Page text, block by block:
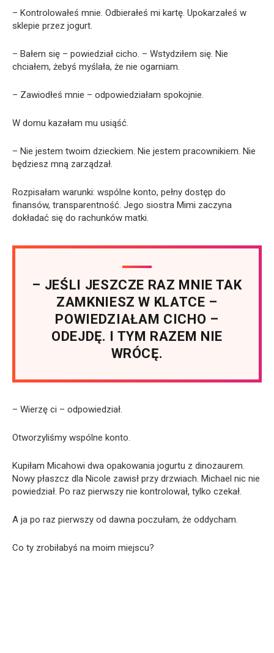
– Kontrolowałeś mnie. Odbierałeś mi kartę. Upokarzałeś w
sklepie przez jogurt.
– Bałem się – powiedział cicho. – Wstydziłem się. Nie
chciałem, żebyś myślała, że nie ogarniam.
– Zawiodłeś mnie – odpowiedziałam spokojnie.
W domu kazałam mu usiąść.
– Nie jestem twoim dzieckiem. Nie jestem pracownikiem. Nie
będziesz mną zarządzał.
Rozpisałam warunki: wspólne konto, pełny dostęp do
finansów, transparentność. Jego siostra Mimi zaczyna
dokładać się do rachunków matki.
– JEŚLI JESZCZE RAZ MNIE TAK
ZAMKNIESZ W KLATCE –
POWIEDZIAŁAM CICHO –
ODEJDĘ. I TYM RAZEM NIE
WRÓCĘ.
– Wierzę ci – odpowiedział.
Otworzyliśmy wspólne konto.
Kupiłam Micahowi dwa opakowania jogurtu z dinozaurem.
Nowy płaszcz dla Nicole zawisł przy drzwiach. Michael nic nie
powiedział. Po raz pierwszy nie kontrolował, tylko czekał.
A ja po raz pierwszy od dawna poczułam, że oddycham.
Co ty zrobiłabyś na moim miejscu?